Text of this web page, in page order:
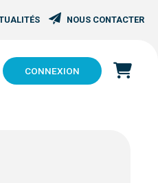
NOUS CONTACTER
CONNEXION